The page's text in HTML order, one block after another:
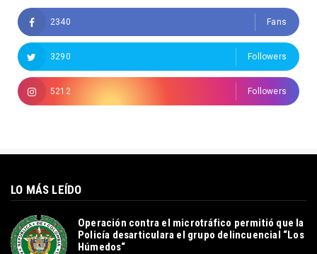
2340 Fans
3290 Followers
5212 Followers
LO MÁS LEÍDO
Operación contra el microtráfico permitió que la
Policía desarticulara el grupo delincuencial “Los
Húmedos“